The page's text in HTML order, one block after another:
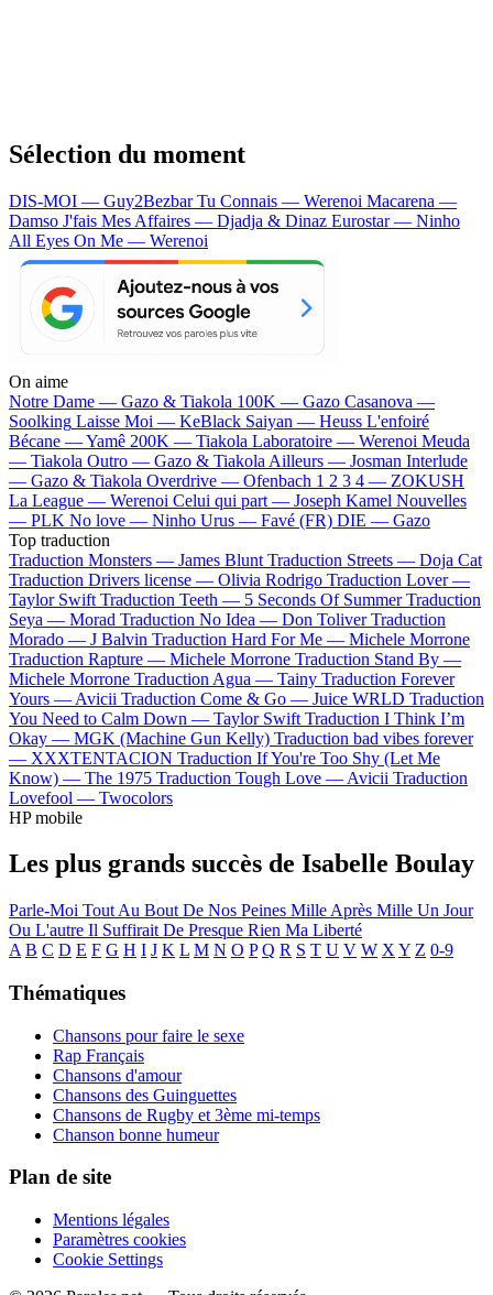
Sélection du moment
DIS-MOI — Guy2BezbarTu Connais — Werenoi Macarena —
Damso J'fais Mes Affaires — Djadja & Dinaz Eurostar — Ninho
All Eyes On Me — Werenoi
On aime
Notre Dame — Gazo & Tiakola 100K — Gazo Casanova —
Soolking Laisse Moi — KeBlack Saiyan — Heuss L'enfoiré
Bécane —Yamê 200K — Tiakola Laboratoire — Werenoi Meuda
— Tiakola Outro — Gazo & Tiakola Ailleurs — Josman Interlude
— Gazo & Tiakola Overdrive — Ofenbach 1 2 3 4 — ZOKUSH
La League — Werenoi Celui qui part — Joseph Kamel Nouvelles
— PLK No love — Ninho Urus — Favé (FR) DIE — Gazo
Top traduction
Traduction Monsters — James Blunt Traduction Streets — Doja Cat
Traduction Drivers license — Olivia Rodrigo Traduction Lover —
Taylor Swift Traduction Teeth — 5 Seconds Of Summer Traduction
Seya — Morad Traduction No Idea — Don Toliver Traduction
Morado — J Balvin Traduction Hard For Me — Michele Morrone
Traduction Rapture — Michele Morrone Traduction Stand By —
Michele Morrone Traduction Agua — Tainy Traduction Forever
Yours — Avicii Traduction Come & Go — Juice WRLD Traduction
You Need to Calm Down — Taylor Swift Traduction I Think I’m
Okay — MGK (Machine Gun Kelly) Traduction bad vibes forever
— XXXTENTACION Traduction If You're Too Shy (Let Me
Know) — The 1975 Traduction Tough Love — Avicii Traduction
Lovefool — Twocolors
HP mobile
Les plus grands succès de Isabelle Boulay
Parle-Moi Tout Au Bout De Nos Peines Mille Après Mille Un Jour
Ou L'autre Il Suffirait De Presque Rien Ma Liberté
A B C D E F G H I J K L M N O P Q R S T U V W X Y Z 0-9
Thématiques
Chansons pour faire le sexe
Rap Français
Chansons d'amour
Chansons des Guinguettes
Chansons de Rugby et 3ème mi-temps
Chanson bonne humeur
Plan de site
Mentions légales
Paramètres cookies
Cookie Settings